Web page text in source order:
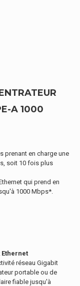
A 1000
prenant en charge une
soit 10 fois plus
qui prend en
1000 Mbps*.
réseau Gigabit
portable ou de
fiable jusqu'à